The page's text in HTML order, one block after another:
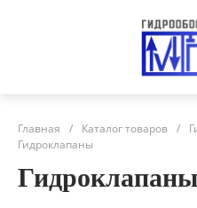
Главная / Каталог товаров /
Гидроклапаны
Гидроклапаны